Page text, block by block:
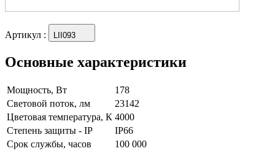
Артикул : LII093
Основные характеристики
Мощность, Вт
178
Световой поток, лм
23142
Цветовая температура, К 4000
Степень защиты - IP
IP66
Срок службы, часов
100 000